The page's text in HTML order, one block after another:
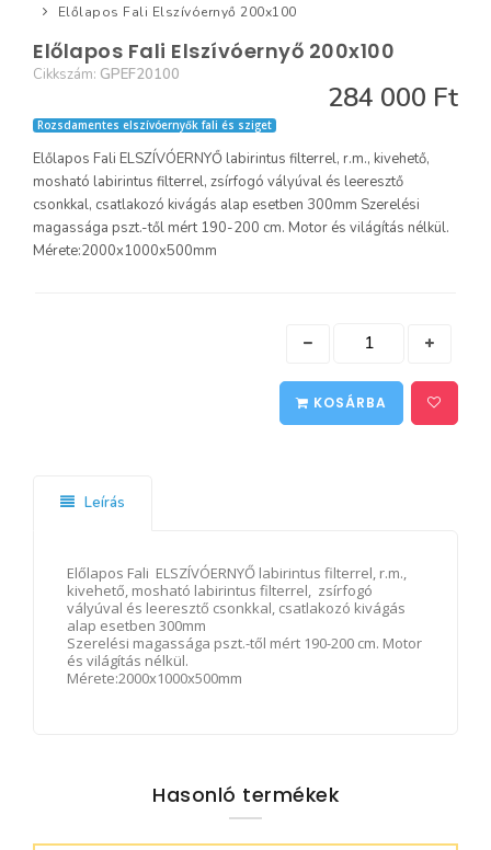
Előlapos Fali Elszívóernyő 200x100
Előlapos Fali Elszívóernyő 200x100
Cikkszám: GPEF20100
284 000 Ft
Rozsdamentes elszívóernyők fali és sziget
Előlapos Fali ELSZÍVÓERNYŐ labirintus filterrel, r.m., kivehető,
mosható labirintus filterrel, zsírfogó vályúval és leeresztő
csonkkal, csatlakozó kivágás alap esetben 300mm Szerelési
magassága pszt.-től mért 190-200 cm. Motor és világítás nélkül.
Mérete:2000x1000x500mm
KOSÁRBA
Leírás
Előlapos Fali ELSZÍVÓERNYŐ labirintus filterrel, r.m.,
kivehető, mosható labirintus filterrel, zsírfogó
vályúval és leeresztő csonkkal, csatlakozó kivágás
alap esetben 300mm
Szerelési magassága pszt.-től mért 190-200 cm. Motor
és világítás nélkül.
Mérete:2000x1000x500mm
Hasonló termékek